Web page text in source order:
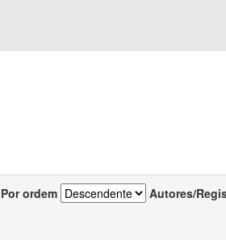
Por ordem Autores/